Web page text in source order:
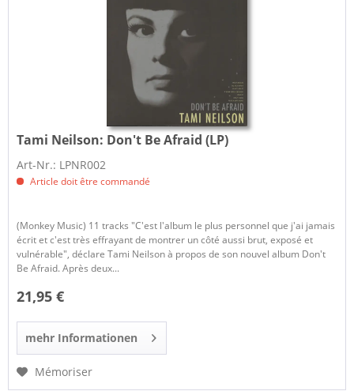
Tami Neilson: Don't Be Afraid (LP)
Art-Nr.: LPNR002
Article doit être commandé
(Monkey Music) 11 tracks "C'est l'album le plus personnel que j'ai jamais
écrit et c'est très effrayant de montrer un côté aussi brut, exposé et
vulnérable", déclare Tami Neilson à propos de son nouvel album Don't
Be Afraid. Après deux...
21,95 €
mehr Informationen
Mémoriser